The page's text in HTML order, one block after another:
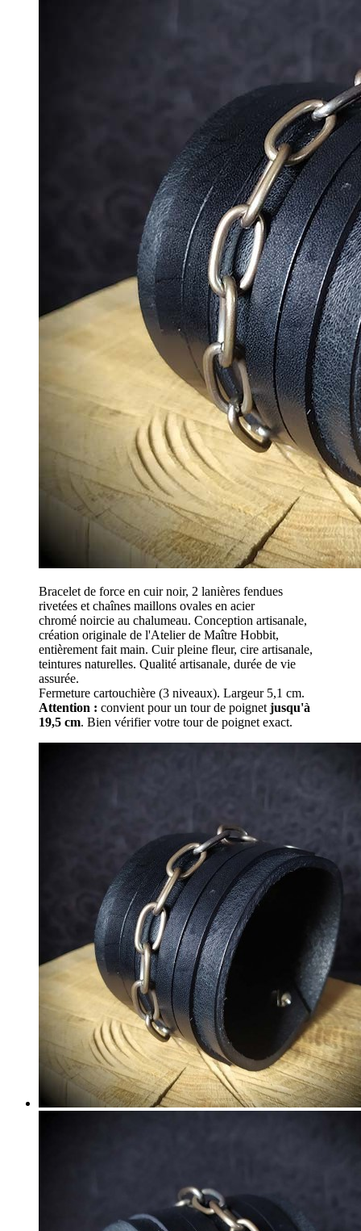
Bracelet de force en cuir noir, 2 lanières fendues
rivetées et chaînes maillons ovales en acier
chromé noircie au chalumeau. Conception artisanale,
création originale de l'Atelier de Maître Hobbit,
entièrement fait main. Cuir pleine fleur, cire artisanale,
teintures naturelles. Qualité artisanale, durée de vie
assurée.
Fermeture cartouchière (3 niveaux). Largeur 5,1 cm.
Attention : convient pour un tour de poignet jusqu'à
19,5 cm. Bien vérifier votre tour de poignet exact.